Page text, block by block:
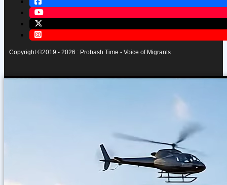
Copyright ©2019 - 2026 : Probash Time - Voice of Migrants